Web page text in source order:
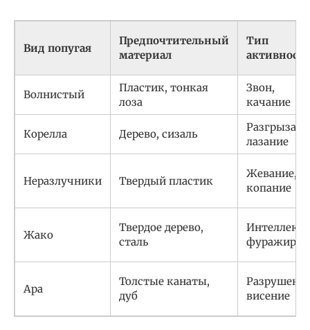
Вид попугая
Предпочтительный
материал
Тип
Волнистый
Пластик, тонкая
лоза
Звон,
качание
Корелла Дерево, сизаль
лазание
Неразлучники Твердый пластик
Жевание,
копание
Жако
Твердое дерево,
сталь
Интеллект,
Ара
Толстые канаты,
дуб
висение